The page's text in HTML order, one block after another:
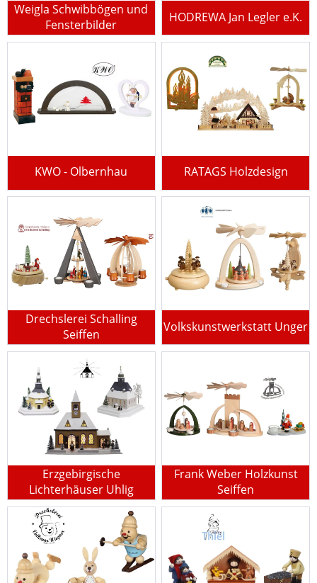
Weigla Schwibbögen und
Fensterbilder
HODREWA Jan Legler e.K.
KWO - Olbernhau RATAGS Holzdesign
Drechslerei Schalling
Seiffen
Volkskunstwerkstatt Unger
Erzgebirgische
Lichterhäuser Uhlig
Frank Weber Holzkunst
Seiffen